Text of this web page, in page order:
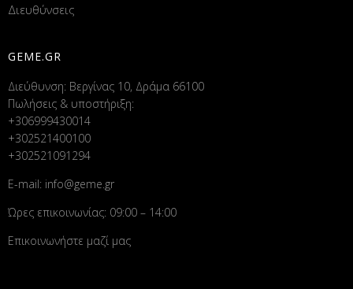
Διευθύνσεις
GEME.GR
Διεύθυνση: Βεργίνας 10, Δράμα 66100
Πωλήσεις & υποστήριξη:
+306999430014
+302521400100
+302521091294
E-mail: info@geme.gr
Ώρες επικοινωνίας: 09:00 – 14:00
Επικοινωνήστε μαζί μας